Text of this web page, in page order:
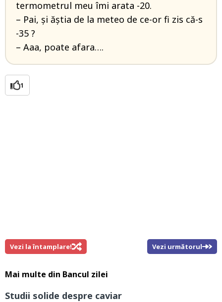
termometrul meu îmi arata -20.
– Pai, și ăștia de la meteo de ce-or fi zis că-s
-35 ?
– Aaa, poate afara….
1
Vezi la întamplare! Vezi următorul
Mai multe din Bancul zilei
Studii solide despre caviar